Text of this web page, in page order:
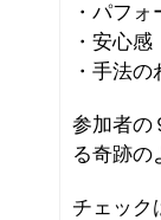
・パフォ
・安心感
・手法
参加者の
る奇跡の
チェック